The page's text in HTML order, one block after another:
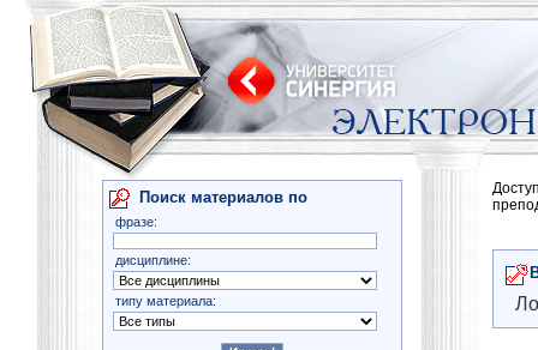
Поиск материалов по
фразе:
дисциплине:
типу материала: